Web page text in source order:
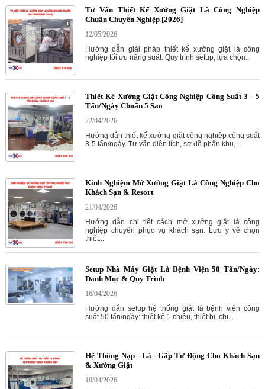
Tư Vấn Thiết Kế Xưởng Giặt Là Công Nghiệp
Chuẩn Chuyên Nghiệp [2026]
12/05/2026
Hướng dẫn giải pháp thiết kế xưởng giặt là công
nghiệp tối ưu năng suất. Quy trình setup, lựa chọn...
Thiết Kế Xưởng Giặt Công Nghiệp Công Suất 3 - 5
Tấn/Ngày Chuẩn 5 Sao
22/04/2026
Hướng dẫn thiết kế xưởng giặt công nghiệp công suất
3-5 tấn/ngày. Tư vấn diện tích, sơ đồ phân khu,...
Kinh Nghiệm Mở Xưởng Giặt Là Công Nghiệp Cho
Khách Sạn & Resort
21/04/2026
Hướng dẫn chi tiết cách mở xưởng giặt là công
nghiệp chuyên phục vụ khách sạn. Lưu ý về chọn
thiết...
Setup Nhà Máy Giặt Là Bệnh Viện 50 Tấn/Ngày:
Danh Mục & Quy Trình
16/04/2026
Hướng dẫn setup hệ thống giặt là bệnh viện công
suất 50 tấn/ngày: thiết kế 1 chiều, thiết bị, chi...
Hệ Thống Nạp - Là - Gấp Tự Động Cho Khách Sạn
& Xưởng Giặt
10/04/2026